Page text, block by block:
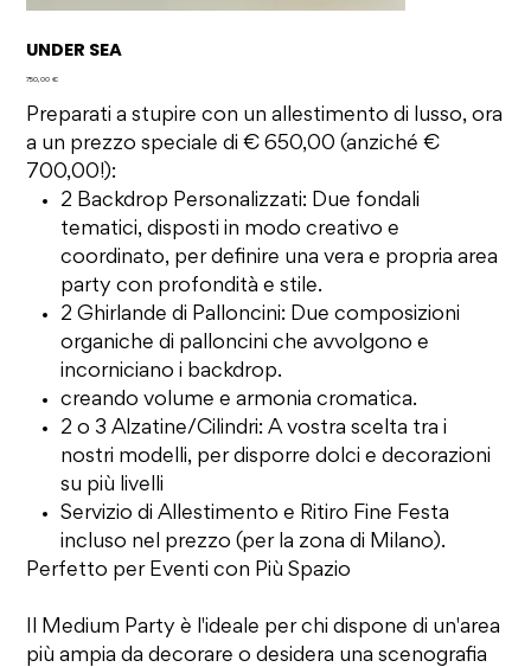
UNDER SEA
Prezzo
750,00 €
Preparati a stupire con un allestimento di lusso, ora
a un prezzo speciale di € 650,00 (anziché €
700,00!):
2 Backdrop Personalizzati: Due fondali
tematici, disposti in modo creativo e
coordinato, per definire una vera e propria area
party con profondità e stile.
2 Ghirlande di Palloncini: Due composizioni
organiche di palloncini che avvolgono e
incorniciano i backdrop.
creando volume e armonia cromatica.
2 o 3 Alzatine/Cilindri: A vostra scelta tra i
nostri modelli, per disporre dolci e decorazioni
su più livelli
Servizio di Allestimento e Ritiro Fine Festa
incluso nel prezzo (per la zona di Milano).
Perfetto per Eventi con Più Spazio
Il Medium Party è l'ideale per chi dispone di un'area
più ampia da decorare o desidera una scenografia